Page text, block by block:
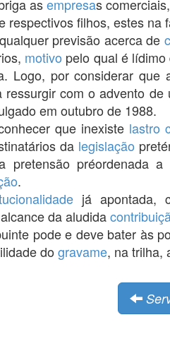
asempresas
respectivos filhos, estes na
previsão acerca de
motivo pelo qual é
Logo, por considerar que
ressurgir com o advento de
em outubro de 1988.
que inexiste lastro
da legislação
préordenada a
.
já apontada,
da aludida
pode e deve bater às
do gravame, na trilha,